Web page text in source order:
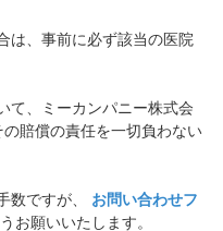
は、事前に必ず該当の医院
て、ミーカンパニー株式会
の賠償の責任を一切負わない
ですが、
お問い合わせフ
お願いいたします。